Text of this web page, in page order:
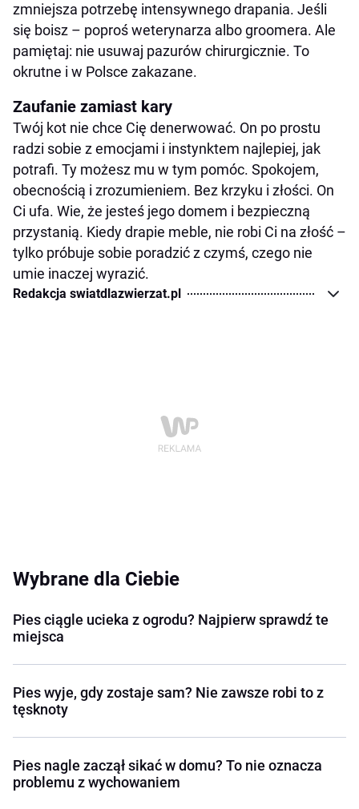
zmniejsza potrzebę intensywnego drapania. Jeśli
się boisz – poproś weterynarza albo groomera. Ale
pamiętaj: nie usuwaj pazurów chirurgicznie. To
okrutne i w Polsce zakazane.
Zaufanie zamiast kary
Twój kot nie chce Cię denerwować. On po prostu
radzi sobie z emocjami i instynktem najlepiej, jak
potrafi. Ty możesz mu w tym pomóc. Spokojem,
obecnością i zrozumieniem. Bez krzyku i złości. On
Ci ufa. Wie, że jesteś jego domem i bezpieczną
przystanią. Kiedy drapie meble, nie robi Ci na złość –
tylko próbuje sobie poradzić z czymś, czego nie
umie inaczej wyrazić.
Redakcja swiatdlazwierzat.pl
Wybrane dla Ciebie
Pies ciągle ucieka z ogrodu? Najpierw sprawdź te
miejsca
Pies wyje, gdy zostaje sam? Nie zawsze robi to z
tęsknoty
Pies nagle zaczął sikać w domu? To nie oznacza
problemu z wychowaniem